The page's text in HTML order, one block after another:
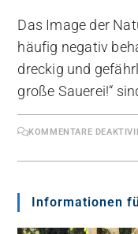
Das Image der
häufig negativ
dreckig und
große Sauerei!“
KOMMENTARE
Informationen